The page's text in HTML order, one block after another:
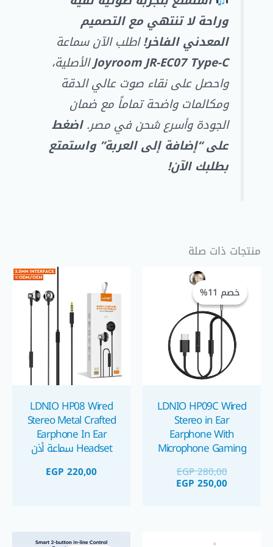
وراحة لا تنتهي مع التصميم
المعدني الفاخر!اطلب الآن سماعة
Joyroom JR-EC07 Type-Cالأصلية،
واحصل على نقاء صوت عالي الدقة
ومكالمات واضحة تماماً مع ضمان
الجودة وأسرع شحن في مصر.اضغط
على “إضافة إلى العربة” واستمتع
بطلبك الآن!
منتجات ذات صلة
خصم 11%
خصم 11%
LDNIO HP09C Wired
Stereo in Ear
Earphone With
Microphone Gaming
سماعة أذن ستيريو
جيمنج نقية الصوت
EGP280,00
EGP 250,00
LDNIO HP08 Wired
Stereo Metal Crafted
Earphone In Ear
Headset سماعة أذن
المعدن بنقاء صوت و
EGP 220,00
السعر
السعر